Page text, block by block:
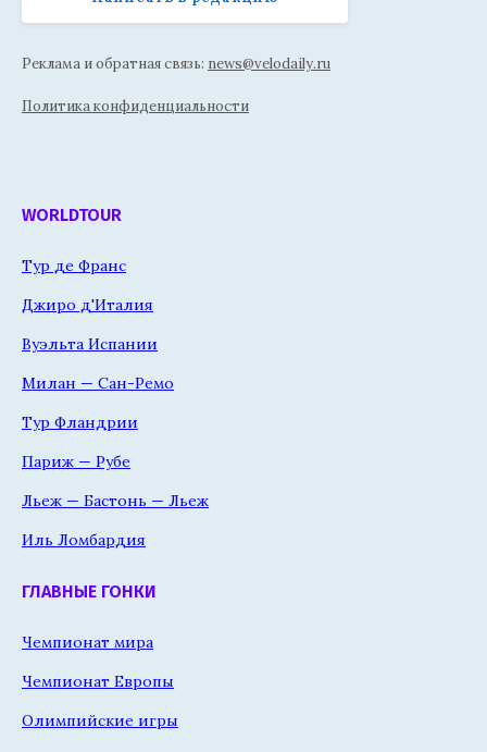
Реклама и обратная связь: news@velodaily.ru
Политика конфиденциальности
WORLDTOUR
Тур де Франс
Джиро д'Италия
Вуэльта Испании
Милан — Сан-Ремо
Тур Фландрии
Париж — Рубе
Льеж — Бастонь — Льеж
Иль Ломбардия
ГЛАВНЫЕ ГОНКИ
Чемпионат мира
Чемпионат Европы
Олимпийские игры